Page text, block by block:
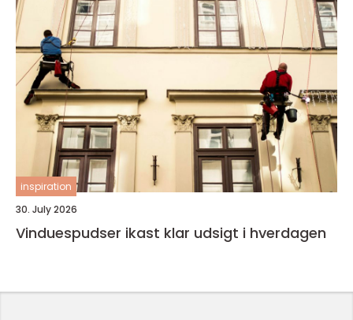
inspiration
30. July 2026
Vinduespudser ikast klar udsigt i hverdagen